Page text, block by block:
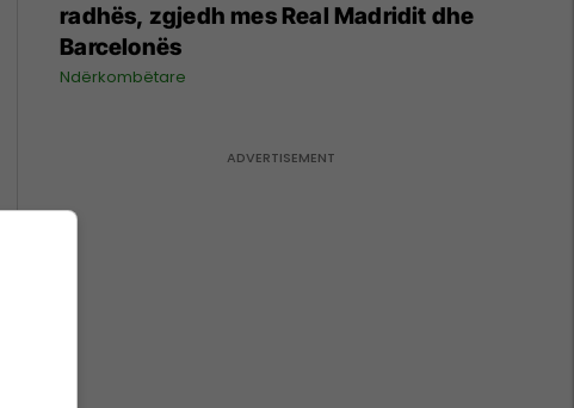
radhës, zgjedh mes Real Madridit dhe
Barcelonës
Ndërkombëtare